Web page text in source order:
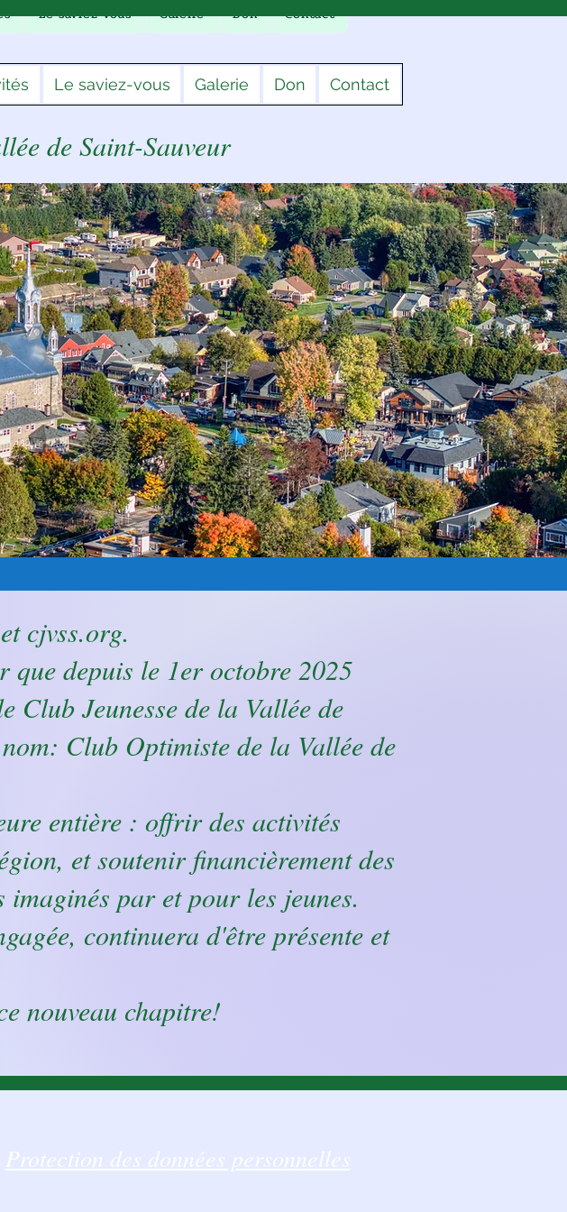
Le saviez-vous Galerie Don Contact
de Saint-Sauveur
cjvss.org.
que depuis le 1er octobre 2025
Club Jeunesse de la Vallée de
Club Optimiste de la Vallée de
entière : offrir des activités
et soutenir financièrement des
par et pour les jeunes.
continuera d'être présente et
nouveau chapitre!
Le saviez-vous Galerie Don Contact
Protection des données personnelles